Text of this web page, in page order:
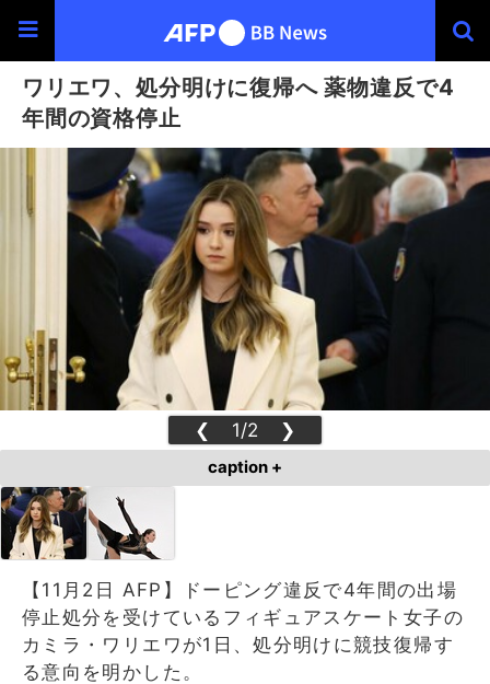
ワリエワ、処分明けに復帰へ 薬物違反で4
年間の資格停止
❮ 1/2 ❯
caption +
【11月2日 AFP】ドーピング違反で4年間の出場
停止処分を受けているフィギュアスケート女子の
カミラ・ワリエワが1日、処分明けに競技復帰す
る意向を明かした。